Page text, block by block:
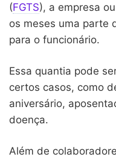
(FGTS), a empresa
os meses uma parte
para o funcionário.
Essa quantia pode
certos casos, como
aniversário,
doença.
Além de